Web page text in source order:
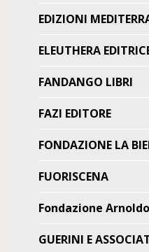
EDIZIONI
ELEUTHERA
FANDANGO LIBRI
FAZI EDITORE
FONDAZIONE LA
FUORISCENA
Fondazione
GUERINI E